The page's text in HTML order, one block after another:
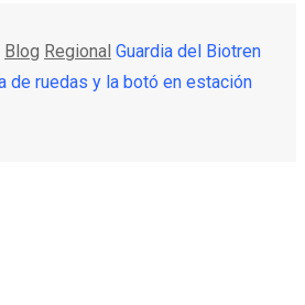
Blog Regional Guardia del Biotren
de ruedas y la botó en estación